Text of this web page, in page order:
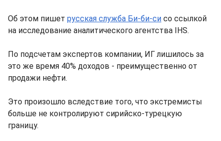
Об этом пишет русская служба Би-би-си со ссылкой
на исследование аналитического агентства IHS.
По подсчетам экспертов компании, ИГ лишилось за
это же время 40% доходов - преимущественно от
продажи нефти.
Это произошло вследствие того, что экстремисты
больше не контролируют сирийско-турецкую
границу.